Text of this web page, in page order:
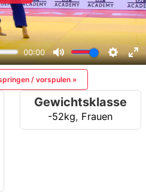
/ vorspulen »
Gewichtsklasse
-52kg, Frauen